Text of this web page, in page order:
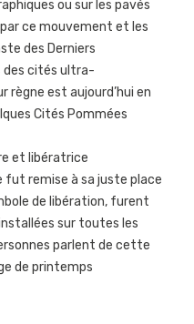
ou sur les pavés
ce mouvement et les
des Derniers
des cités ultra-
règne est aujourd’hui en
Cités Pommées
et libératrice
fut remise à sa juste place
de libération, furent
sur toutes les
parlent de cette
de printemps